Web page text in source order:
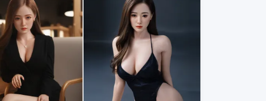
безопасность и перспективы развития.